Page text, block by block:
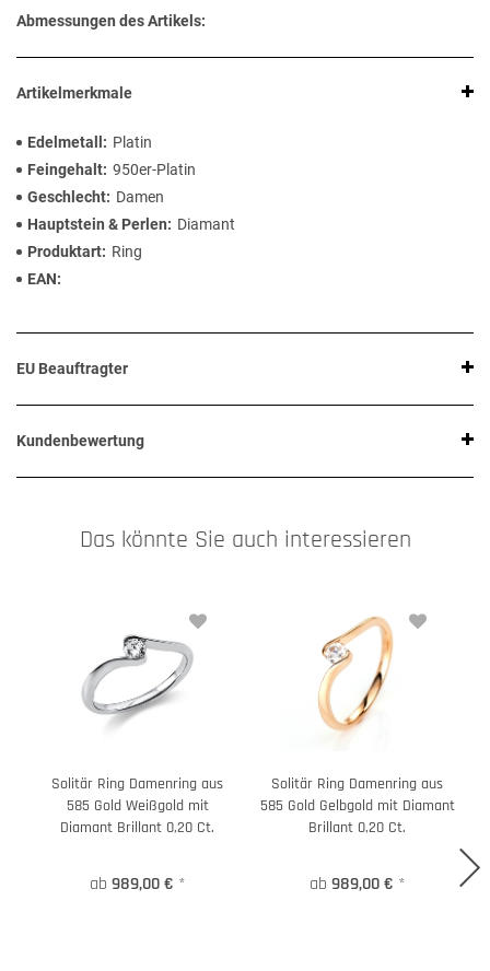
Abmessungen des Artikels:
Artikelmerkmale
Edelmetall
Platin
Feingehalt 950er-Platin
Geschlecht
Damen
Hauptstein & Perlen
Diamant
Produktart
Ring
EAN
EU Beauftragter
Kundenbewertung
Das könnte Sie auch interessieren
Solitär Ring Damenring aus
585 Gold Weißgold mit
Diamant Brillant 0,20 Ct.
ab 989,00 € *
Solitär Ring Damenring aus
585 Gold Gelbgold mit Diamant
Brillant 0,20 Ct.
ab 989,00 € *